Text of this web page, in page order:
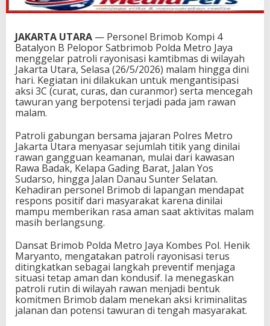
JAKARTA UTARA — Personel Brimob Kompi 4
Batalyon B Pelopor Satbrimob Polda Metro Jaya
menggelar patroli rayonisasi kamtibmas di wilayah
Jakarta Utara, Selasa (26/5/2026) malam hingga dini
hari. Kegiatan ini dilakukan untuk mengantisipasi
aksi 3C (curat, curas, dan curanmor) serta mencegah
tawuran yang berpotensi terjadi pada jam rawan
malam.
Patroli gabungan bersama jajaran Polres Metro
Jakarta Utara menyasar sejumlah titik yang dinilai
rawan gangguan keamanan, mulai dari kawasan
Rawa Badak, Kelapa Gading Barat, Jalan Yos
Sudarso, hingga Jalan Danau Sunter Selatan.
Kehadiran personel Brimob di lapangan mendapat
respons positif dari masyarakat karena dinilai
mampu memberikan rasa aman saat aktivitas malam
masih berlangsung.
Dansat Brimob Polda Metro Jaya Kombes Pol. Henik
Maryanto, mengatakan patroli rayonisasi terus
ditingkatkan sebagai langkah preventif menjaga
situasi tetap aman dan kondusif. Ia menegaskan
patroli rutin di wilayah rawan menjadi bentuk
komitmen Brimob dalam menekan aksi kriminalitas
jalanan dan potensi tawuran di tengah masyarakat.